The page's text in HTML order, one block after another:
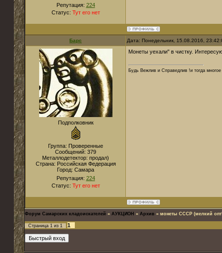
Репутация: 224
Статус: Тут его нет
Барс Дата: Понедельник, 15.08.2016,
Подполковник
Группа: Проверенные
Сообщений: 379
Металлодетектор: продал)
Страна: Российская Федерация
Город: Самара
Репутация: 224
Статус: Тут его нет
Монеты уехали" в чистку.
Будь Вежлив и Справедлив !и тогда
Форум Самарских кладоискателей » АУКЦИОН » Архив » монеты СССР (мелкий
Страница 1 из 1 1